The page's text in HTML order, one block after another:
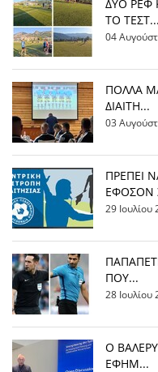
ΔΥΟ ΡΕΦ
ΤΟ ΤΕΣΤ...
04
ΠΟΛΛΑ
ΔΙΑΙΤΗ...
03
ΠΡΕΠΕΙ
ΕΦΟΣΟΝ
29 Ιουλίου
ΠΟΥ...
28 Ιουλίου
Ο
ΕΦΗΜ...